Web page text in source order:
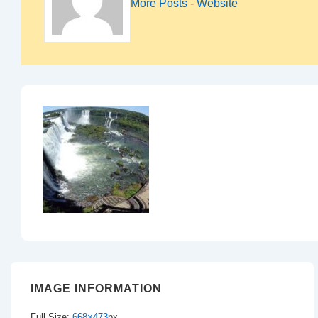
More Posts - Website
IMAGE INFORMATION